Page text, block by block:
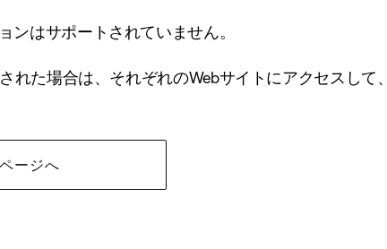
ンはサポートされていません。
れた場合は、それぞれのWebサイトにアクセスし
ージへ